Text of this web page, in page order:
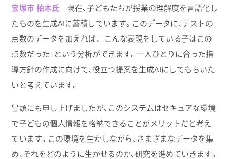
宝塚市 柏木氏 現在、子どもたちが授業の理解度を言語化し
たものを生成AIに蓄積しています。このデータに、テストの
点数のデータを加えれば、「こんな表現をしている子はこの
点数だった」という分析ができます。一人ひとりに合った指
導方針の作成に向けて、役立つ提案を生成AIにしてもらいた
いと考えています。
冒頭にも申し上げましたが、このシステムはセキュアな環境
で子どもの個人情報を格納できることがメリットだと考え
ています。この環境を生かしながら、さまざまなデータを集
め、それをどのように生かせるのか、研究を進めていきます。